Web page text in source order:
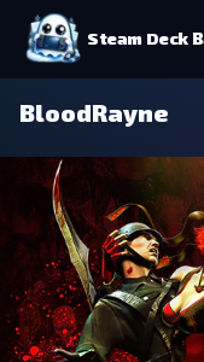
Steam Deck
BloodRayne